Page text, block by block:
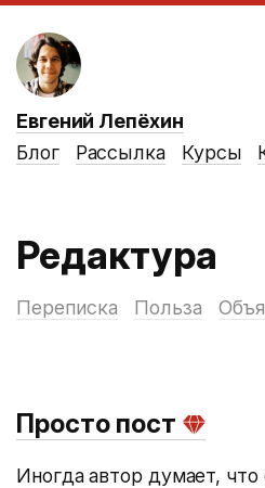
Евгений Лепёхин
Блог
Рассылка Курсы
Редактура
Переписка Польза
Просто пост
Иногда автор думает, что